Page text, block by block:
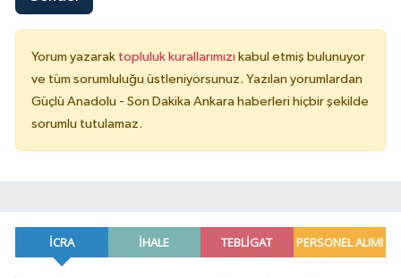
Yorum yazarak topluluk kurallarımızı kabul etmiş bulunuyor
ve tüm sorumluluğu üstleniyorsunuz. Yazılan yorumlardan
Güçlü Anadolu - Son Dakika Ankara haberleri hiçbir şekilde
sorumlu tutulamaz.